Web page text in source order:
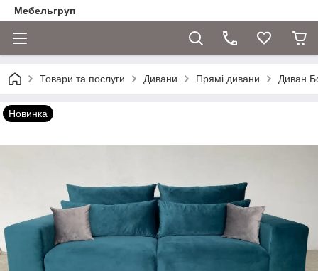
Мебельгруп
Товари та послуги Дивани Прямі дивани Диван
Новинка